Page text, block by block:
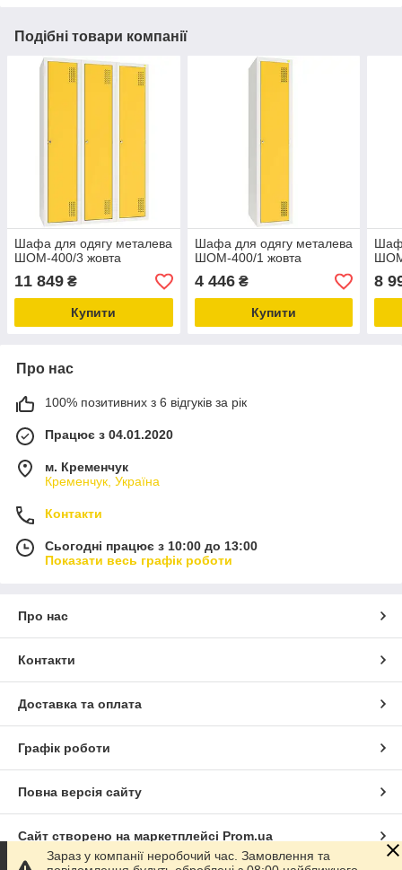
Подібні товари компанії
Шафа для одягу металева
ШОМ-400/3 жовта
11 849 ₴
Купити
Шафа для одягу металева
ШОМ-400/1 жовта
4 446₴
Купити
8
Про нас
100% позитивних з 6 відгуків за рік
Працює з 04.01.2020
м. Кременчук
Кременчук, Україна
Контакти
Сьогодні працює з 10:00 до 13:00
Показати весь графік роботи
Про нас
Контакти
Доставка та оплата
Графік роботи
Повна версія сайту
Сайт створено на маркетплейсі Prom.ua
Зараз у компанії неробочий час. Замовлення та